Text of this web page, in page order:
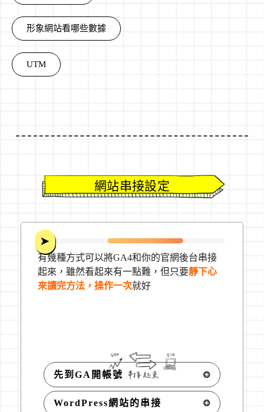
形象網站看哪些數據
UTM
網站串接設定
➤
有幾種方式可以將GA4和你的官網後台串接
起來，雖然看起來有一點難，但只要靜下心
來讀完方法，操作一次就好
先到GA開帳號
WordPress網站的串接